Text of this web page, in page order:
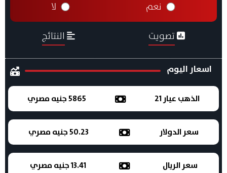
نعم لا
تصويت النتائج
اسعار اليوم
الذهب عيار 21 5865 جنيه مصري
سعر الدولار 50.23 جنيه مصري
سعر الريال 13.41 جنيه مصري